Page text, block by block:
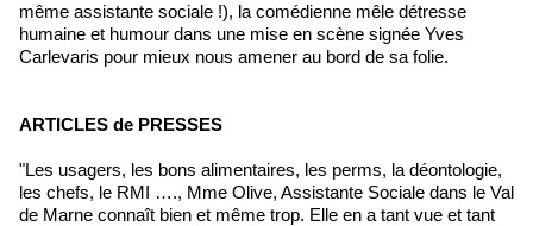
même assistante sociale !), la comédienne mêle détresse
humaine et humour dans une mise en scène signée Yves
Carlevaris pour mieux nous amener au bord de sa folie.
ARTICLES de PRESSES
"Les usagers, les bons alimentaires, les perms, la déontologie,
les chefs, le RMI …., Mme Olive, Assistante Sociale dans le Val
de Marne connaît bien et même trop. Elle en a tant vue et tant